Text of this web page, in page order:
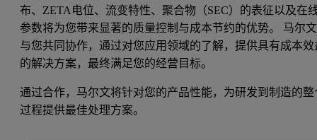
布、ZETA电位、流变特性、聚合物（SEC）的表征以及在
参数将为您带来显著的质量控制与成本节约的优势。 马尔文
与您共同协作，通过对您应用领域的了解，提供具有成本效
的解决方案，最终满足您的经营目标。
通过合作，马尔文将针对您的产品性能，为研发到制造的整
过程提供最佳处理方案。